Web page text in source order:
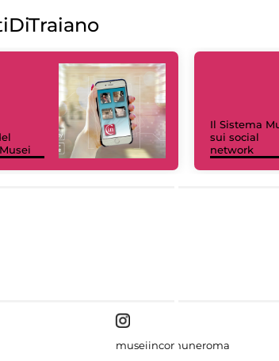
Il Sistema
sui social
network
museiincomuneroma